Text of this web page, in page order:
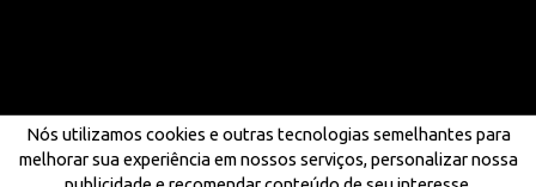
Nós utilizamos cookies e outras tecnologias semelhantes para
melhorar sua experiência em nossos serviços, personalizar nossa